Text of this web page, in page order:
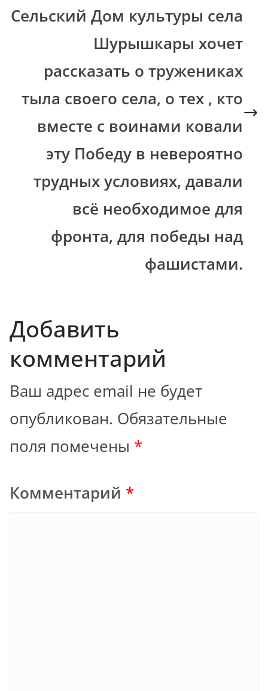
Сельский Дом культуры села
Шурышкары хочет
рассказать о тружениках
тыла своего села, о тех , кто
вместе с воинами ковали
эту Победу в невероятно
трудных условиях, давали
всё необходимое для
фронта, для победы над
фашистами.
Добавить
комментарий
Ваш адрес email не будет
опубликован. Обязательные
поля помечены *
Комментарий *